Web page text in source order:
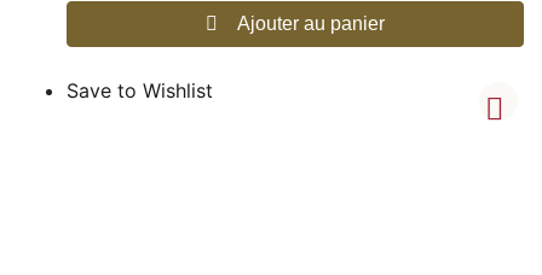
Ajouter au panier
Save to Wishlist